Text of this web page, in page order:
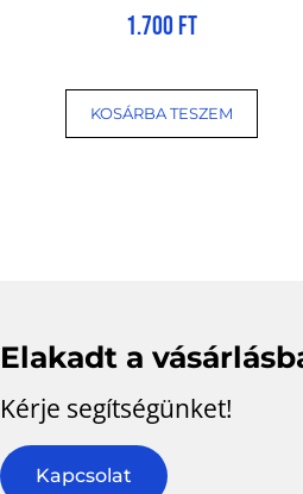
1.700 Ft
KOSÁRBA TESZEM
Elakadt a
Kérje segítségünket!
Kapcsolat